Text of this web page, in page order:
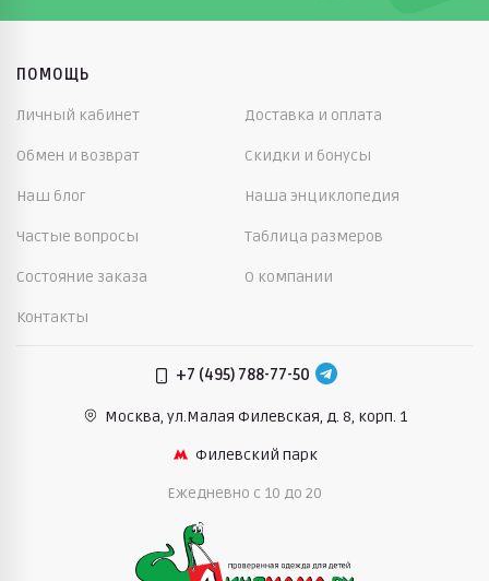
ПОМОЩЬ
Личный кабинет Доставка и оплата
Обмен и возврат Скидки и бонусы
Наш блог Наша энциклопедия
Частые вопросы Таблица размеров
Состояние заказа О компании
Контакты
+7 (495) 788-77-50
Москва, ул.Малая Филевская, д. 8, корп. 1
Филевский парк
Ежедневно c 10 до 20